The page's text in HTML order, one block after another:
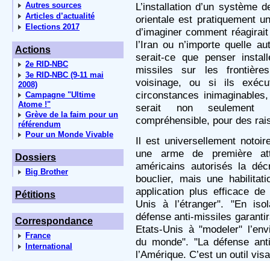
Autres sources
Articles d’actualité
Elections 2017
Actions
2e RID-NBC
3e RID-NBC (9-11 mai
2008)
Campagne "Ultime
Atome !"
Grève de la faim pour un
référendum
Pour un Monde Vivable
Dossiers
Big Brother
Pétitions
Correspondance
France
International
L’installation d’un système
orientale est pratiquement
d’imaginer comment
l’Iran ou n’importe quelle
serait-ce que penser
missiles sur les
voisinage, ou si ils
circonstances
serait non seulement
compréhensible, pour des
Il est universellement
une arme de première
américains autorisés la
bouclier, mais une
application plus efficace
Unis à l’étranger". "En
défense anti-missiles
Etats-Unis à "modeler"
du monde". "La défense
l’Amérique. C’est un outil